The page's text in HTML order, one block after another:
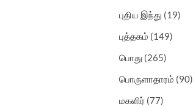
புதிய இந்து (19)
புத்தகம் (149)
பொது (265)
பொருளாதாரம் (90)
மகளிர் (77)